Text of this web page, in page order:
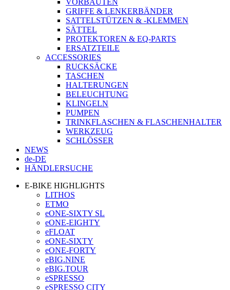
VORBAUTEN
GRIFFE & LENKERBÄNDER
SATTELSTÜTZEN & -KLEMMEN
SÄTTEL
PROTEKTOREN & EQ-PARTS
ERSATZTEILE
ACCESSORIES
RUCKSÄCKE
TASCHEN
HALTERUNGEN
BELEUCHTUNG
KLINGELN
PUMPEN
TRINKFLASCHEN & FLASCHENHALTER
WERKZEUG
SCHLÖSSER
NEWS
de-DE
HÄNDLERSUCHE
E-BIKE HIGHLIGHTS
LITHOS
ETMO
eONE-SIXTY SL
eONE-EIGHTY
eFLOAT
eONE-SIXTY
eONE-FORTY
eBIG.NINE
eBIG.TOUR
eSPRESSO
eSPRESSO CITY